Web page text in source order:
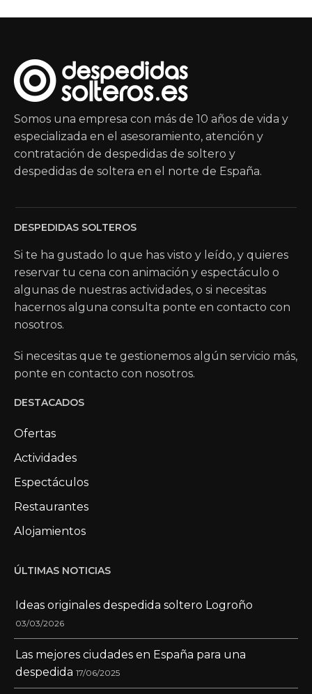
Somos una empresa con más de 10 años de vida y
especializada en el asesoramiento, atención y
contratación de despedidas de soltero y
despedidas de soltera en el norte de España.
DESPEDIDAS SOLTEROS
Si te ha gustado lo que has visto y leído, y quieres
reservar tu cena con animación y espectáculo o
algunas de nuestras actividades, o si necesitas
hacernos alguna consulta ponte en contacto con
nosotros.
Si necesitas que te gestionemos algún servicio más,
ponte en contacto con nosotros.
DESTACADOS
Ofertas
Actividades
Espectáculos
Restaurantes
Alojamientos
ÚLTIMAS NOTICIAS
Ideas originales despedida soltero Logroño
03/03/2026
Las mejores ciudades en España para una
despedida 17/06/2025